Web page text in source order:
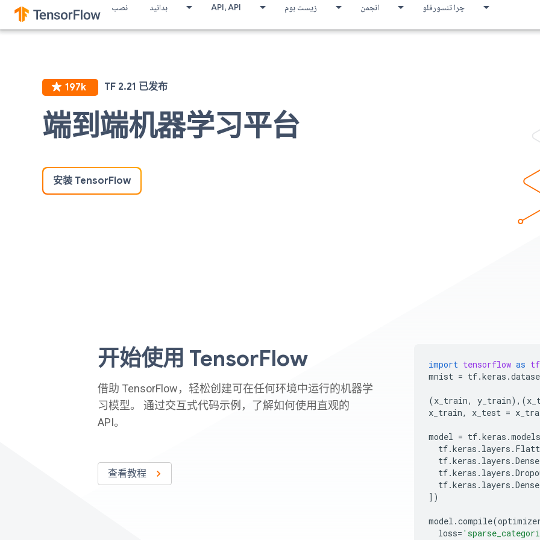
نصب بدانید API، API زیست بوم انجمن چرا تنسورفلو
端到端机器学习平台
安装 TensorFlow
开始使用 TensorFlow
借助 TensorFlow，轻松创建可在任何环境中运行的机器学
习模型。 通过交互式代码示例，了解如何使用直观的
API。
查看教程
import tensorflow as tf
mnist = tf.keras .
(x_train, y_train),(
x_train, x_test =
model = tf.keras .models
tf.keras . layers .
tf.keras . layers .Dense
tf.keras . layers .
tf.keras . layers .Dense
])
model .compile(
loss=